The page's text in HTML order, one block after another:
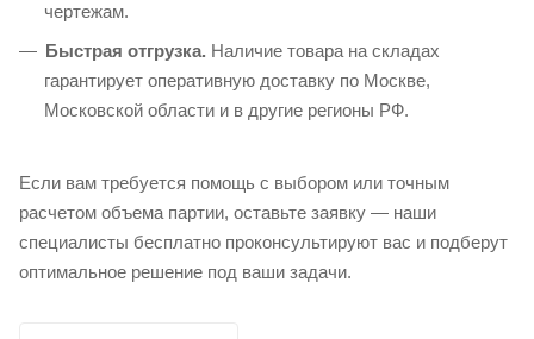
чертежам.
Быстрая отгрузка. Наличие товара на складах
гарантирует оперативную доставку по Москве,
Московской области и в другие регионы РФ.
Если вам требуется помощь с выбором или точным
расчетом объема партии, оставьте заявку — наши
специалисты бесплатно проконсультируют вас и подберут
оптимальное решение под ваши задачи.